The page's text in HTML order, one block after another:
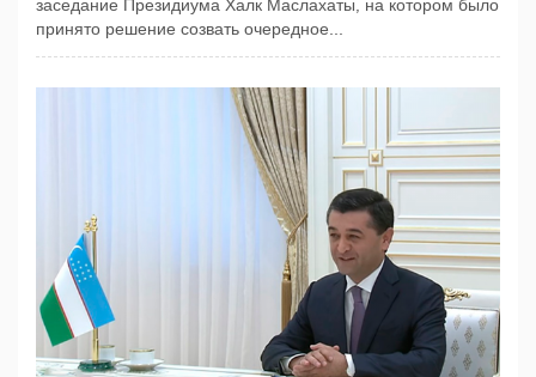
заседание Президиума Халк Маслахаты, на котором было
принято решение созвать очередное...